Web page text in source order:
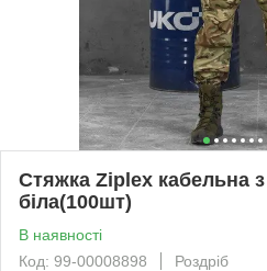
Стяжка Ziplex кабельна з
біла(100шт)
В наявності
Код: 99-00008898
Роздріб